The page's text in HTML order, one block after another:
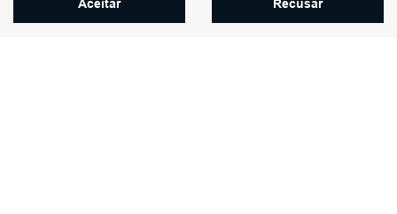
Aceitar Recusar